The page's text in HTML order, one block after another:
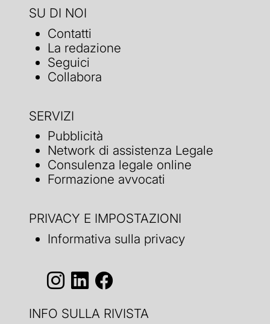
SU DI NOI
Contatti
La redazione
Seguici
Collabora
SERVIZI
Pubblicità
Network di assistenza Legale
Consulenza legale online
Formazione avvocati
PRIVACY E IMPOSTAZIONI
Informativa sulla privacy
INFO SULLA RIVISTA